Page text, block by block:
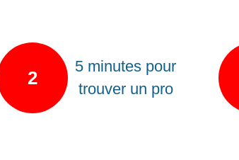
2
5 minutes pour
trouver un pro